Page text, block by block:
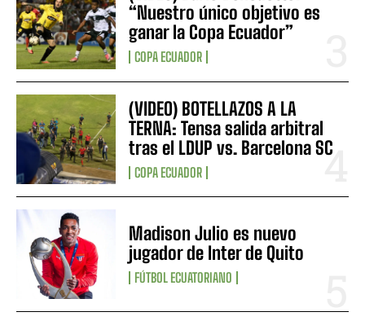
“Nuestro único objetivo es
ganar la Copa Ecuador”
COPA ECUADOR
(VIDEO) BOTELLAZOS A LA
TERNA: Tensa salida arbitral
tras el LDUP vs. Barcelona SC
COPA ECUADOR
Madison Julio es nuevo
jugador de Inter de Quito
FÚTBOL ECUATORIANO